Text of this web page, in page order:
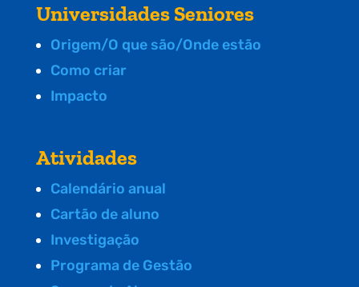
Universidades Seniores
Origem/O que são/Onde estão
Como criar
Impacto
Atividades
Calendário anual
Cartão de aluno
Investigação
Programa de Gestão